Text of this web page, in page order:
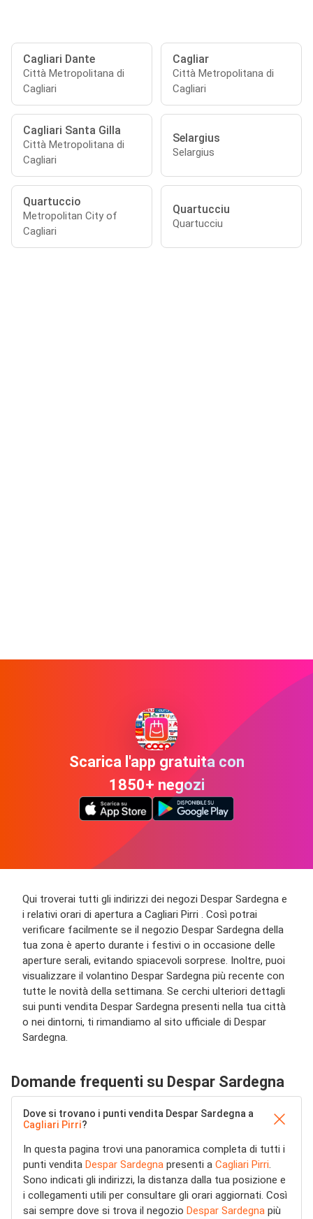
Cagliari Dante
Città Metropolitana di
Cagliari
Cagliar
Città Metropolitana di
Cagliari
Cagliari Santa Gilla
Città Metropolitana di
Cagliari
Selargius
Selargius
Quartuccio
Metropolitan City of
Cagliari
Quartucciu
Quartucciu
Scarica l'app gratuita con
1850+ negozi
Qui troverai tutti gli indirizzi dei negozi Despar Sardegna e
i relativi orari di apertura a Cagliari Pirri . Così potrai
verificare facilmente se il negozio Despar Sardegna della
tua zona è aperto durante i festivi o in occasione delle
aperture serali, evitando spiacevoli sorprese. Inoltre, puoi
visualizzare il volantino Despar Sardegna più recente con
tutte le novità della settimana. Se cerchi ulteriori dettagli
sui punti vendita Despar Sardegna presenti nella tua città
o nei dintorni, ti rimandiamo al sito ufficiale di Despar
Sardegna.
Domande frequenti su Despar Sardegna
Dove si trovano i punti vendita Despar Sardegna a
Cagliari Pirri?
In questa pagina trovi una panoramica completa di tutti i
punti vendita Despar Sardegna presenti a Cagliari Pirri.
Sono indicati gli indirizzi, la distanza dalla tua posizione e
i collegamenti utili per consultare gli orari aggiornati. Così
sai sempre dove si trova il negozio Despar Sardegna più